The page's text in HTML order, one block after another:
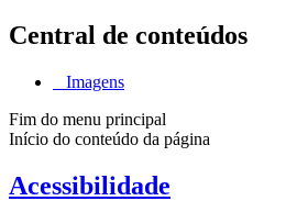
Central de conteúdos
Imagens
Fim do menu principal
Início do conteúdo da página
Acessibilidade